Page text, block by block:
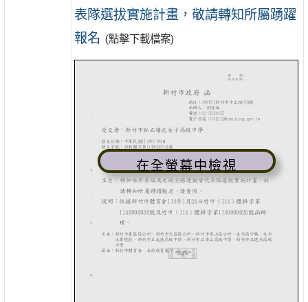
表隊選拔實施計畫，敬請轉知所屬踴躍
報名 (點擊下載檔案)
在全螢幕中檢視